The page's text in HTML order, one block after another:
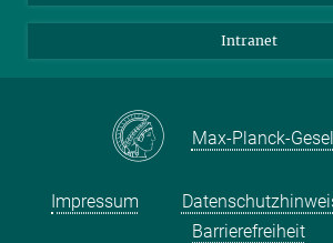
Schulen
Studierende
YouTube
Intranet
Max-Planck-
Impressum
Barrierefreiheit